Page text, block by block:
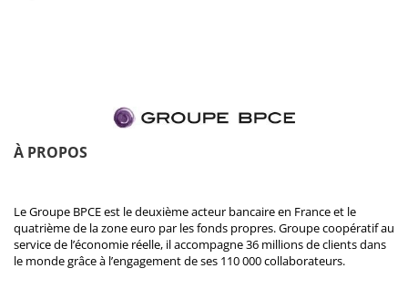
À PROPOS
Le Groupe BPCE est le deuxième acteur bancaire en France et le
quatrième de la zone euro par les fonds propres. Groupe coopératif au
service de l’économie réelle, il accompagne 36 millions de clients dans
le monde grâce à l’engagement de ses 110 000 collaborateurs.